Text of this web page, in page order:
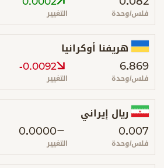
فلس/وحدة التغيير
هريفنا أوكرانيا
6.869
فلس/وحدة
-0.0092
التغيير
ريال إيراني
0.007
فلس/وحدة
0.0000
التغيير